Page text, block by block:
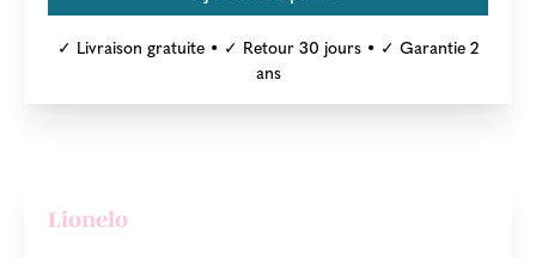
✓ Livraison gratuite • ✓ Retour 30 jours • ✓ Garantie 2
ans
Lionelo